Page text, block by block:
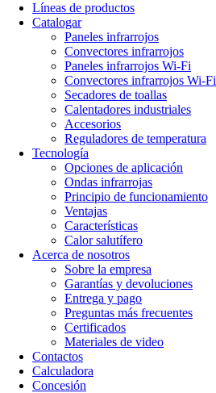
Líneas de productos
Catalogar
Paneles infrarrojos
Convectores infrarrojos
Paneles infrarrojos Wi-Fi
Convectores infrarrojos Wi-Fi
Secadores de toallas
Calentadores industriales
Accesorios
Reguladores de temperatura
Tecnología
Opciones de aplicación
Ondas infrarrojas
Principio de funcionamiento
Ventajas
Características
Calor salutífero
Acerca de nosotros
Sobre la empresa
Garantías y devoluciones
Entrega y pago
Preguntas más frecuentes
Certificados
Materiales de video
Contactos
Calculadora
Concesión